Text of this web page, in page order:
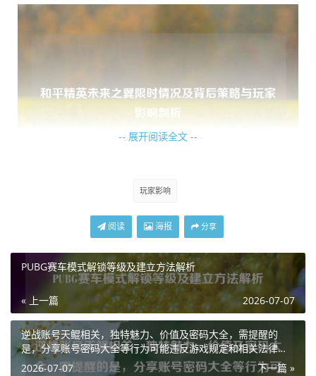
导致游戏中高端装备过于泛滥，破坏游戏的公平竞技环境，
玩家都有机会在限时期间通过自身努力去争取，而不是让少
数玩家凭借长时间积累轻易获得,从而保持游戏的竞技性和趣
味性。
从玩家角度来看，未来之翼限时与否对他们的游戏体验有着
重大影响，限时的设定会让玩家们更加珍惜拥有未来之翼的
机会，每一次使用都可能成为他们游戏记忆中的独特时刻，
-- 展开阅读全文 --
玩家影响
阅读 海报 分享
PUBG赛车模式解锁等级及建立方法解析
« 上一篇 2026-07-07
逆战账号天鲲相关，独特魅力、价值及密码大全，需提醒的
是，分享账号密码大全等行为可能违反游戏规定和相关法律法
规，还可能导致账号安全风险，不建议进行此类操作。下一篇 »
2026-07-07